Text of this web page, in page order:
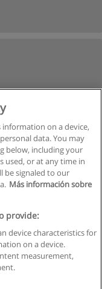
: B-95610580: -
on a device,
data. You may
below, including your
used, or at any time in
be signaled to our
Más información sobre
provide:
device characteristics for
on a device.
measurement,